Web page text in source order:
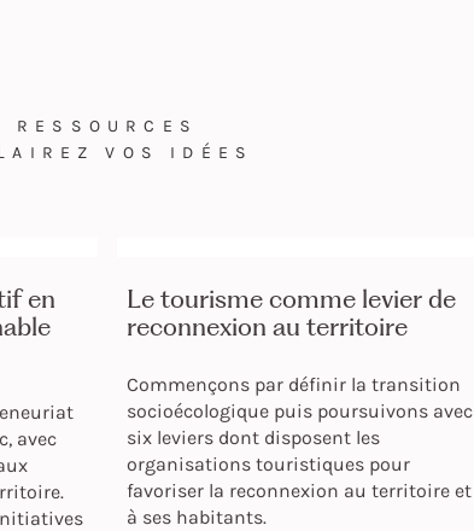
RESSOURCES
VOS IDÉES
en
avec
Le tourisme comme levier de
reconnexion au territoire
Commençons par définir la transition
socioécologique puis poursuivons avec
six leviers dont disposent les
organisations touristiques pour
favoriser la reconnexion au territoire et
à ses habitants.